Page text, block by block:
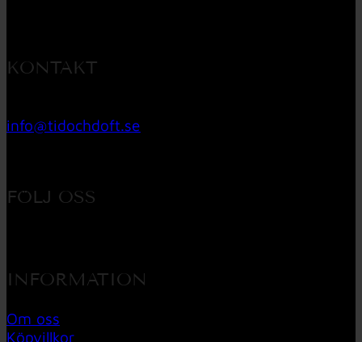
KONTAKT
info@tidochdoft.se
FÖLJ OSS
INFORMATION
Om oss
Köpvillkor